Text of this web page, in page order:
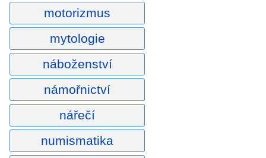
motorizmus
mytologie
náboženství
námořnictví
nářečí
numismatika